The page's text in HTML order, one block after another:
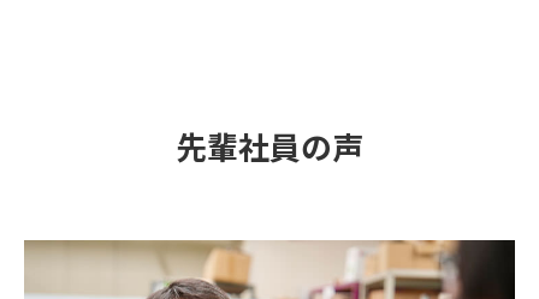
先輩社員の声